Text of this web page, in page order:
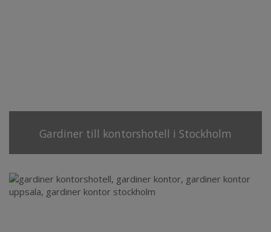
Gardiner till kontorshotell i Stockholm